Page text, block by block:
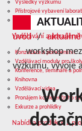
Výsledky výzkumu
Přístrojové vybavení
Služby v oblasti výzkumu
Vzdělávání a
Konzultace a poradenství
Vzdělávací moduly pro
Konference, semináře a
Knihovna
Vzdělávací videa
Pronájem konferenčního
Exkurze a prohlídky
Nabídka produkce a
úvod aktuálně
workshop
výzkumu, vývoje